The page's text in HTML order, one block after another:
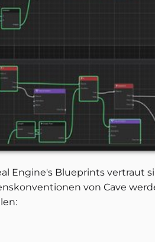
Engine's Blueprints vertraut
von Cave